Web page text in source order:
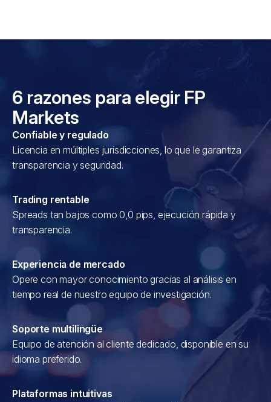
6 razones para elegir FP
Markets
Confiable y regulado
Licencia en múltiples jurisdicciones, lo que le garantiza
transparencia y seguridad.
Trading rentable
Spreads tan bajos como 0,0 pips, ejecución rápida y
transparencia.
Experiencia de mercado
Opere con mayor conocimiento gracias al análisis en
tiempo real de nuestro equipo de investigación.
Soporte multilingüe
Equipo de atención al cliente dedicado, disponible en su
idioma preferido.
Plataformas intuitivas